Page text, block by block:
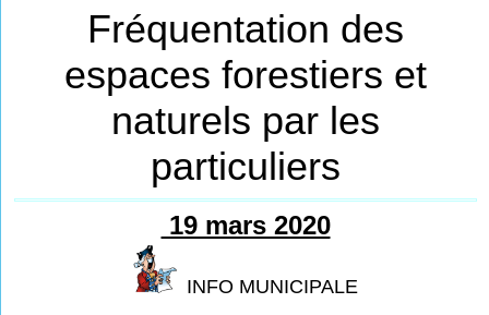
Fréquentation des
espaces forestiers et
naturels par les
particuliers
19 mars 2020
INFO MUNICIPALE